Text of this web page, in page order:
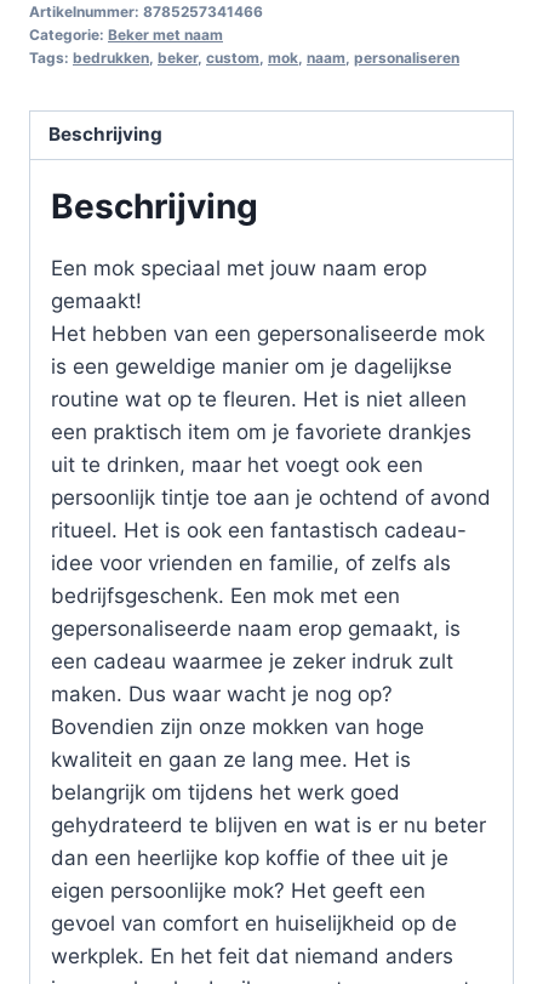
Artikelnummer: 8785257341466
Categorie: Beker met naam
Tags: bedrukken beker, custom mok naam personaliseren
Beschrijving
Beschrijving
Een mok speciaal met jouw naam erop
gemaakt!
Het hebben van een gepersonaliseerde mok
is een geweldige manier om je dagelijkse
routine wat op te fleuren. Het is niet alleen
een praktisch item om je favoriete drankjes
uit te drinken, maar het voegt ook een
persoonlijk tintje toe aan je ochtend of avond
ritueel. Het is ook een fantastisch cadeau-
idee voor vrienden en familie, of zelfs als
bedrijfsgeschenk. Een mok met een
gepersonaliseerde naam erop gemaakt, is
een cadeau waarmee je zeker indruk zult
maken. Dus waar wacht je nog op?
Bovendien zijn onze mokken van hoge
kwaliteit en gaan ze lang mee. Het is
belangrijk om tijdens het werk goed
gehydrateerd te blijven en wat is er nu beter
dan een heerlijke kop koffie of thee uit je
eigen persoonlijke mok? Het geeft een
gevoel van comfort en huiselijkheid op de
werkplek. En het feit dat niemand anders